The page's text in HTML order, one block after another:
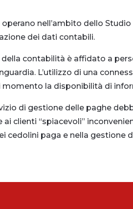
operano nell’ambito dello
dei dati contabili.
della contabilità è affidato a
L’utilizzo di una
momento la disponibilità di
di gestione delle paghe
ai clienti “spiacevoli”
cedolini paga e nella gestione